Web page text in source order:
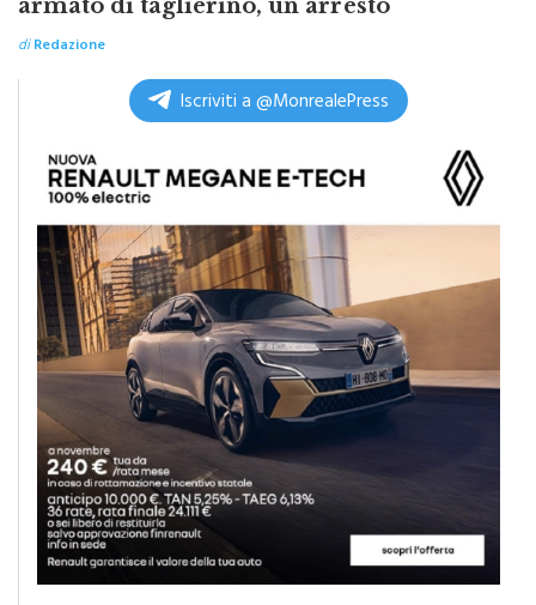
diRedazione
Iscriviti a @MonrealePress